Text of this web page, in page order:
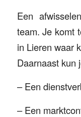
Een
team. Je komt
in Lieren waar
Daarnaast kun
– Een
– Een